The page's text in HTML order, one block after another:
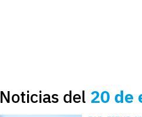
Noticias del 20 de